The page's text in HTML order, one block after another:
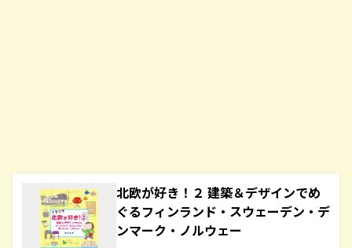
北欧が好き！２ 建築＆デザインでめ
ぐるフィンランド・スウェーデン・デ
ンマーク・ノルウェー